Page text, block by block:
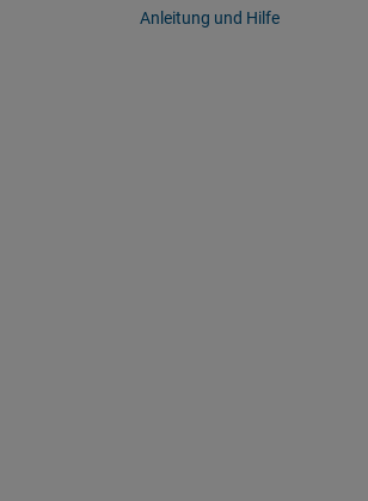
Anleitung und Hilfe